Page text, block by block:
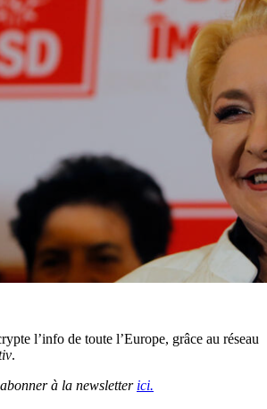
l’info de toute l’Europe, grâce au réseau
.
à la newsletter ici.